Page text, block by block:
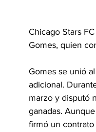
Chicago Stars
Gomes, quien
Gomes se unió
adicional.
marzo y disputó
ganadas.
firmó un